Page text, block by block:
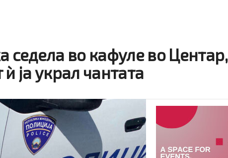
седела во кафуле во Центар,
ја украл чантата